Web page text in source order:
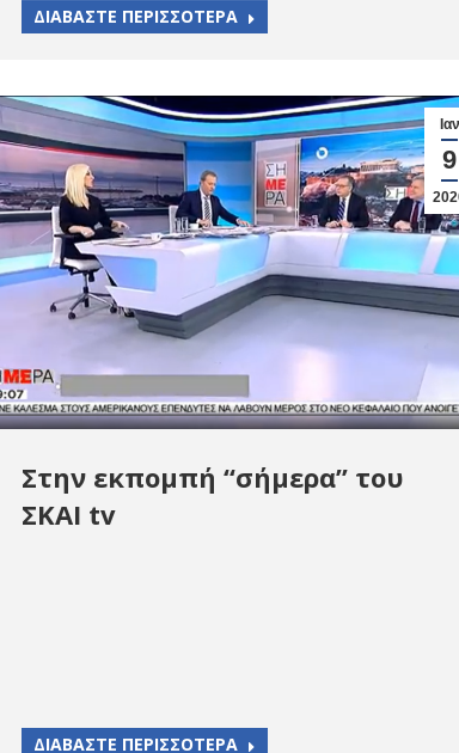
ΔΙΑΒΑΣΤΕ ΠΕΡΙΣΣΟΤΕΡΑ
Ιαν
9
Στην εκπομπή “σήμερα” του
ΣΚΑΙ tv
ΔΙΑΒΑΣΤΕ ΠΕΡΙΣΣΟΤΕΡΑ